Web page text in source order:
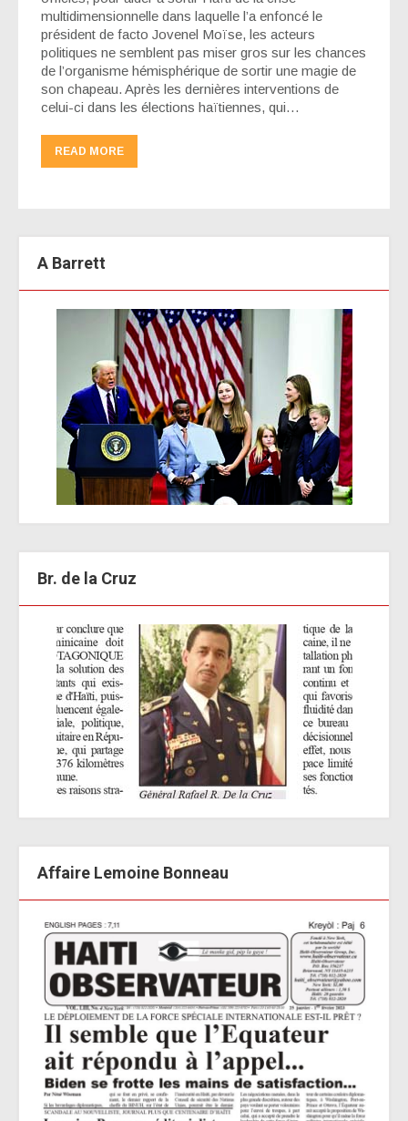
multidimensionnelle dans laquelle l’a enfoncé le
président de facto Jovenel Moïse, les acteurs
politiques ne semblent pas miser gros sur les chances
de l’organisme hémisphérique de sortir une magie de
son chapeau. Après les dernières interventions de
celui-ci dans les élections haïtiennes, qui…
READ MORE
A Barrett
Br. de la Cruz
Affaire Lemoine Bonneau